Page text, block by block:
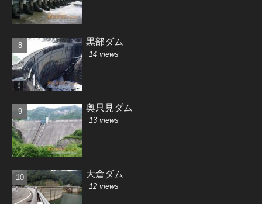
黒部ダム
14 views
奥只見ダム
13 views
大倉ダム
12 views